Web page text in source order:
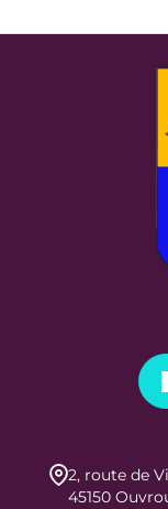
2, route de
45150